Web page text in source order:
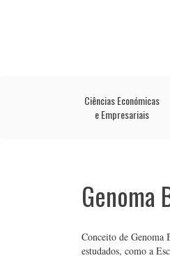
Ciências Económicas
e Empresariais
Genoma
Conceito de Genoma
estudados, como a